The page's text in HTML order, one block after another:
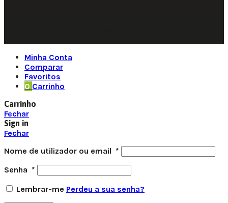
Minha Conta
Comparar
Favoritos
0 Carrinho
Carrinho
Fechar
Sign in
Fechar
Nome de utilizador ou email *
Senha *
Lembrar-me Perdeu a sua senha?